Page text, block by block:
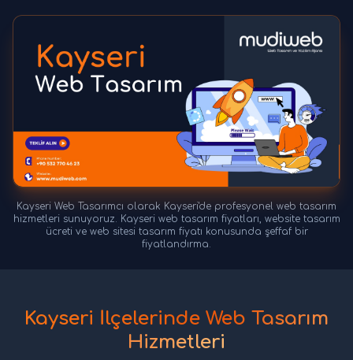
Kayseri Web Tasarımcı olarak Kayseri'de profesyonel web tasarım
hizmetleri sunuyoruz. Kayseri web tasarım fiyatları, website tasarım
ücreti ve web sitesi tasarım fiyatı konusunda şeffaf bir
fiyatlandırma.
Kayseri İlçelerinde Web Tasarım
Hizmetleri